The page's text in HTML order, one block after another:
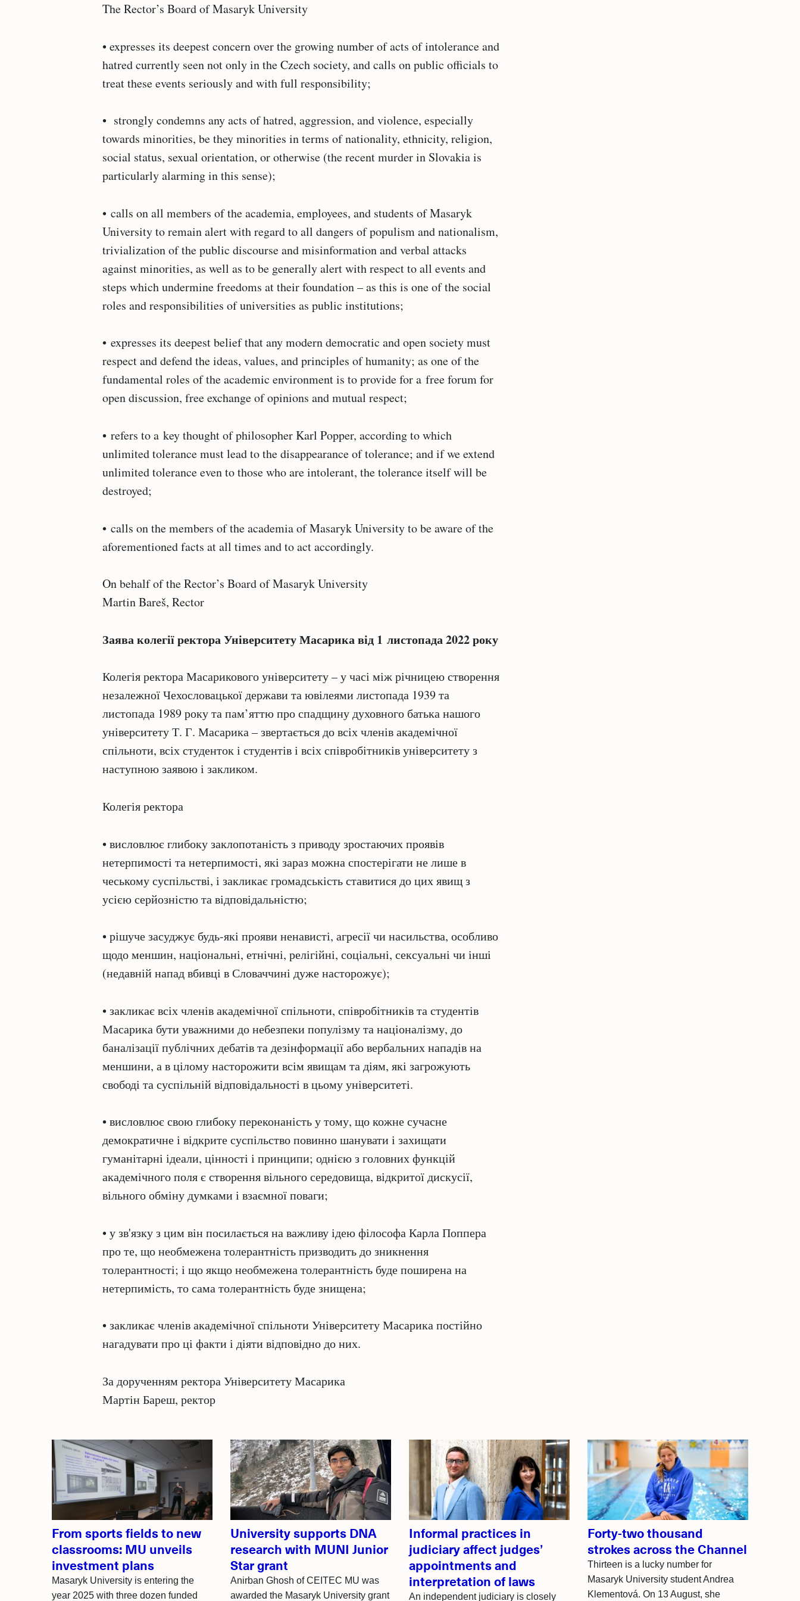
The Rector’s Board of Masaryk University
• expresses its deepest concern over the growing number of acts of intolerance and
hatred currently seen not only in the Czech society, and calls on public officials to
treat these events seriously and with full responsibility;
• strongly condemns any acts of hatred, aggression, and violence, especially
towards minorities, be they minorities in terms of nationality, ethnicity, religion,
social status, sexual orientation, or otherwise (the recent murder in Slovakia is
particularly alarming in this sense);
• calls on all members of the academia, employees, and students of Masaryk
University to remain alert with regard to all dangers of populism and nationalism,
trivialization of the public discourse and misinformation and verbal attacks
against minorities, as well as to be generally alert with respect to all events and
steps which undermine freedoms at their foundation – as this is one of the social
roles and responsibilities of universities as public institutions;
• expresses its deepest belief that any modern democratic and open society must
respect and defend the ideas, values, and principles of humanity; as one of the
fundamental roles of the academic environment is to provide for a free forum for
open discussion, free exchange of opinions and mutual respect;
• refers to a key thought of philosopher Karl Popper, according to which
unlimited tolerance must lead to the disappearance of tolerance; and if we extend
unlimited tolerance even to those who are intolerant, the tolerance itself will be
destroyed;
• calls on the members of the academia of Masaryk University to be aware of the
aforementioned facts at all times and to act accordingly.
On behalf of the Rector’s Board of Masaryk University
Martin Bareš, Rector
Заява колегії ректора Університету Масарика від 1 листопада 2022 року
Колегія ректора Масарикового університету – у часі між річницею створення
незалежної Чехословацької держави та ювілеями листопада 1939 та
листопада 1989 року та пам’яттю про спадщину духовного батька нашого
університету Т. Г. Масарика – звертається до всіх членів академічної
спільноти, всіх студенток і студентів і всіх співробітників університету з
наступною заявою і закликом.
Колегія ректора
• висловлює глибоку заклопотаність з приводу зростаючих проявів
нетерпимості та нетерпимості, які зараз можна спостерігати не лише в
чеському суспільстві, і закликає громадськість ставитися до цих явищ з
усією серйозністю та відповідальністю;
• рішуче засуджує будь-які прояви ненависті, агресії чи насильства, особливо
щодо меншин, національні, етнічні, релігійні, соціальні, сексуальні чи інші
(недавній напад вбивці в Словаччині дуже насторожує);
• закликає всіх членів академічної спільноти, співробітників та студентів
Масарика бути уважними до небезпеки популізму та націоналізму, до
баналізації публічних дебатів та дезінформації або вербальних нападів на
меншини, а в цілому насторожити всім явищам та діям, які загрожують
свободі та суспільній відповідальності в цьому університеті.
• висловлює свою глибоку переконаність у тому, що кожне сучасне
демократичне і відкрите суспільство повинно шанувати і захищати
гуманітарні ідеали, цінності і принципи; однією з головних функцій
академічного поля є створення вільного середовища, відкритої дискусії,
вільного обміну думками і взаємної поваги;
• у зв'язку з цим він посилається на важливу ідею філософа Карла Поппера
про те, що необмежена толерантність призводить до зникнення
толерантності; і що якщо необмежена толерантність буде поширена на
нетерпимість, то сама толерантність буде знищена;
• закликає членів академічної спільноти Університету Масарика постійно
нагадувати про ці факти і діяти відповідно до них.
За дорученням ректора Університету Масарика
Мартін Бареш, ректор
Related
articles
From sports fields to new
classrooms: MU unveils
investment plans
Masaryk University is entering the
year 2025 with three dozen funded
University supports DNA
research with MUNI Junior
Star grant
Anirban Ghosh of CEITEC MU was
awarded the Masaryk University grant
Informal practices in
judiciary affect judges’
appointments and
interpretation of laws
An independent judiciary is closely
Forty-two thousand
strokes across the Channel
Thirteen is a lucky number for
Masaryk University student Andrea
Klementová. On 13 August, she